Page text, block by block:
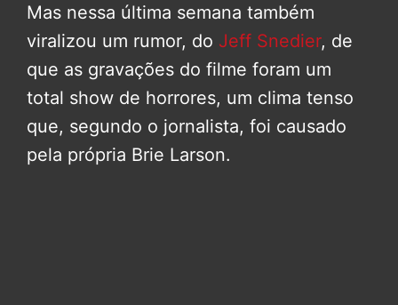
Mas nessa última semana também
viralizou um rumor, do Jeff Snedier, de
que as gravações do filme foram um
total show de horrores, um clima tenso
que, segundo o jornalista, foi causado
pela própria Brie Larson.